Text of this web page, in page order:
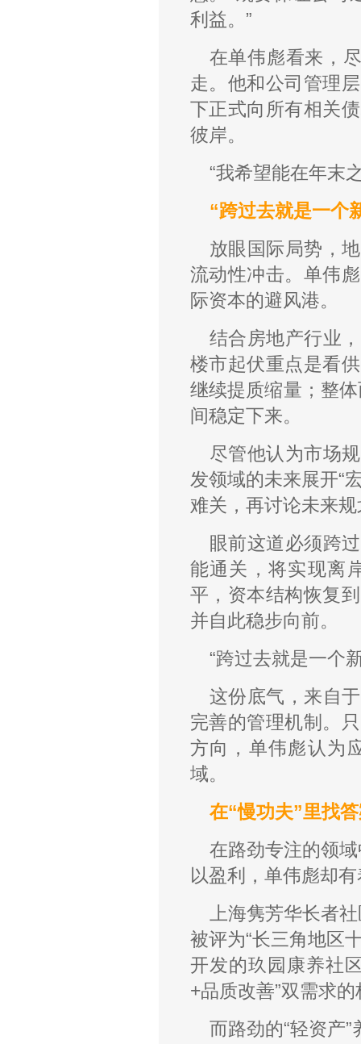
利益。”
在单伟彪看来，
走。他和公司管理
下正式向所有相关
彼岸。
“我希望能在年末
“跨过去就是一个
放眼国际局势，
流动性冲击。单伟
际资本的避风港。
结合房地产行业
楼市起伏重点是看
继续提质缩量；整
间稳定下来。
尽管他认为市场
发领域的未来展开“
难关，再讨论未来
眼前这道必须跨
能通关，将实现离
平，资本结构恢复
并自此稳步向前。
“跨过去就是一个
这份底气，来自
完善的管理机制。
方向，单伟彪认为
域。
在“慢功夫”里找
在路劲专注的领
以盈利，单伟彪却
上海隽芳华长者
被评为“长三角地区
开发的玖园康养社
+品质改善”双需求
而路劲的“轻资产